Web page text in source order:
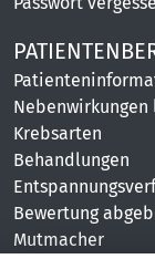
Krebsarten
Behandlungen
Bewertung
Mutmacher